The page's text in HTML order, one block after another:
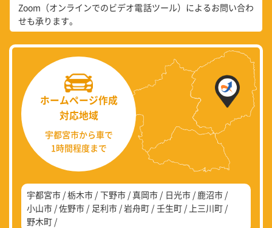
Zoom（オンラインでのビデオ電話ツール）によるお問い合わ
せも承ります。
ホームページ作成
対応地域
宇都宮市から車で
1時間程度まで
宇都宮市 栃木市 下野市 真岡市 日光市
鹿沼市
小山市 佐野市 足利市 岩舟町 壬生町
上三川町
野木町